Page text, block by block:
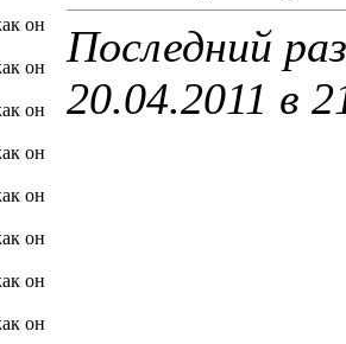
Последний
20.04.2011 в